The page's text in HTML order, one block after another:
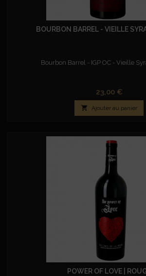
BOURBON BARREL - VIEILLE
Bourbon Barrel - IGP OC - Vieille
Prix
23,00 €
 Ajouter au panier
POWER OF LOVE |